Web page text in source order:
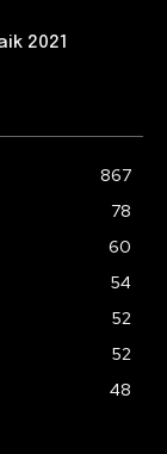
2021
867
78
60
54
52
52
48